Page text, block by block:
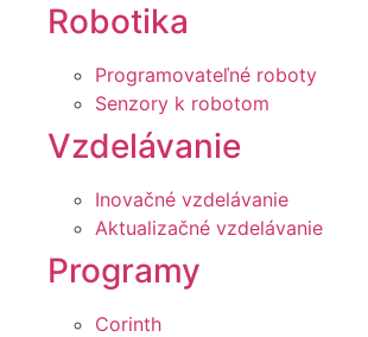
Robotika
Programovateľné roboty
Senzory k robotom
Vzdelávanie
Inovačné vzdelávanie
Aktualizačné vzdelávanie
Programy
Corinth